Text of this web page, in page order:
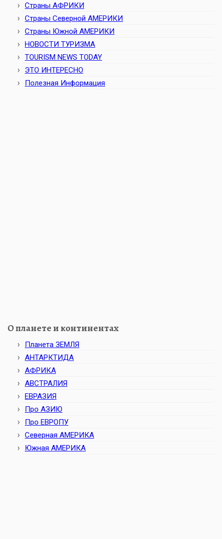
Страны АФРИКИ
Страны Северной АМЕРИКИ
Страны Южной АМЕРИКИ
НОВОСТИ ТУРИЗМА
TOURISM NEWS TODAY
ЭТО ИНТЕРЕСНО
Полезная Информация
О планете и континентах
Планета ЗЕМЛЯ
АНТАРКТИДА
АФРИКА
АВСТРАЛИЯ
ЕВРАЗИЯ
Про АЗИЮ
Про ЕВРОПУ
Северная АМЕРИКА
Южная АМЕРИКА